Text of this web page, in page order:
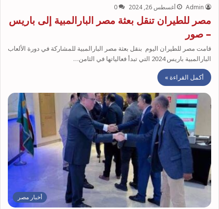
Admin أغسطس 26, 2024 0
مصر للطيران تنقل بعثة مصر البارالمبية إلى باريس
– صور
قامت مصر للطيران اليوم بنقل بعثة مصر البارالمبية للمشاركة في دورة الألعاب
البارالمبية باريس 2024 التي تبدأ فعالياتها في الثامن…
أكمل القراءة »
أخبار مصر